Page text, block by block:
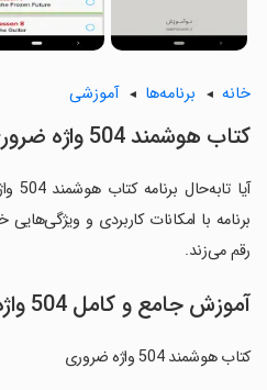
خانه برنامه‌ها آموزشی
کتاب هوشمند 504 واژه ضروری
آیا
برنامه با امکانات کاربردی و
رقم می‌زند.
آموزش جامع و کامل 504 واژه
کتاب هوشمند 504 واژه ضروری